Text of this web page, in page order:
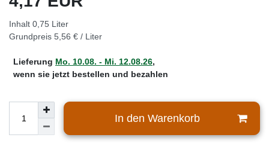
Inhalt 0,75 Liter
Grundpreis 5,56 € / Liter
Lieferung Mo. 10.08. - Mi. 12.08.26,
wenn sie jetzt bestellen und bezahlen
In den Warenkorb